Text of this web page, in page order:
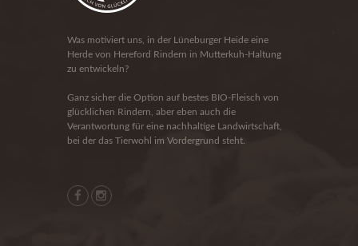
Was motiviert uns, in der Lüneburger Heide eine
Herde von Hereford Rindern in Mutterkuh-Haltung
zu entwickeln?
Ganz sicher die Option auf bestes BIO-Fleisch von
glücklichen Rindern, aber eben auch die
Verantwortung für eine nachhaltige Landwirtschaft,
bei der das Tierwohl im Vordergrund steht.